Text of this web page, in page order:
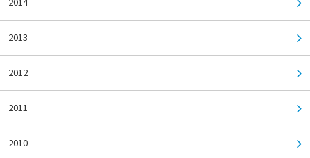
2013
2012
2011
2010